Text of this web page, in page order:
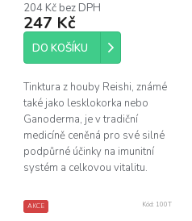
204 Kč bez DPH
247 Kč
DO KOŠÍKU
Tinktura z houby Reishi, známé
také jako lesklokorka nebo
Ganoderma, je v tradiční
medicíně ceněná pro své silné
podpůrné účinky na imunitní
systém a celkovou vitalitu.
AKCE Kód: 100T